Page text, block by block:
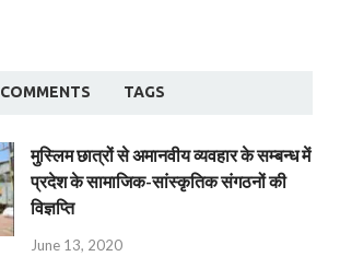
COMMENTS TAGS
मुस्लिम छात्रों से अमानवीय व्यवहार के सम्बन्ध में
प्रदेश के सामाजिक-सांस्कृतिक संगठनों की
विज्ञप्ति
June 13, 2020